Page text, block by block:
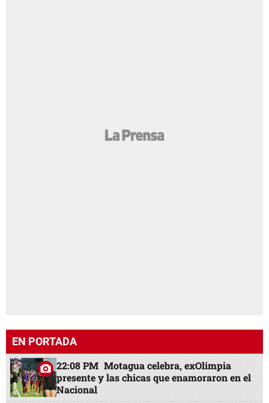
EN PORTADA
22:08 PM Motagua celebra, exOlimpia
presente y las chicas que enamoraron en el
Nacional